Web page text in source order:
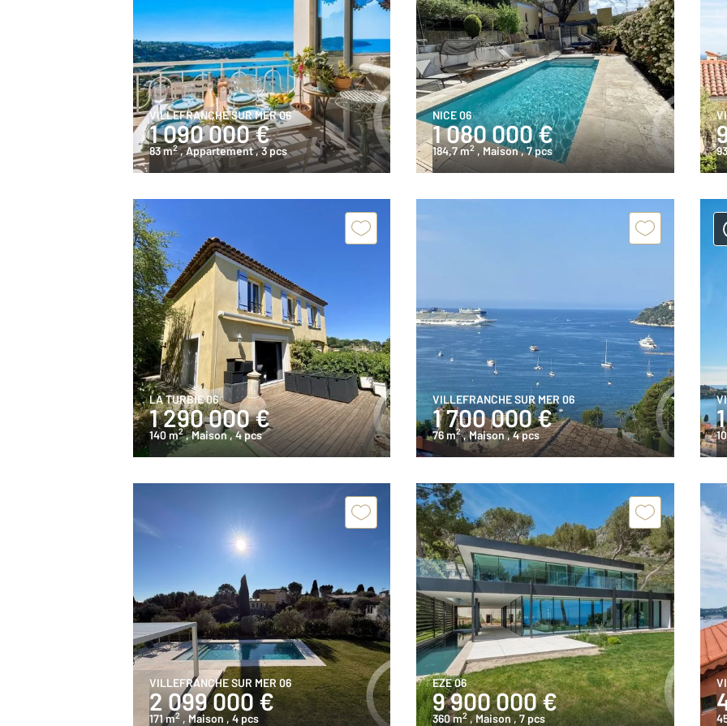
VILLEFRANCHE SUR MER 06
1 090 000 €
83 m2 , Appartement, 3 pcs
NICE 06
1 080 000 €
184,7 m2 , Maison, 7 pcs
LA TURBIE 06
1 290 000 €
140 m2 , Maison, 4 pcs
VILLEFRANCHE SUR MER 06
1 700 000 €
76 m2 , Maison, 4 pcs
VILLEFRANCHE SUR MER 06
2 099 000 €
171 m2 , Maison , 4 pcs
EZE 06
9 900 000 €
360 m2 , Maison , 7 pcs